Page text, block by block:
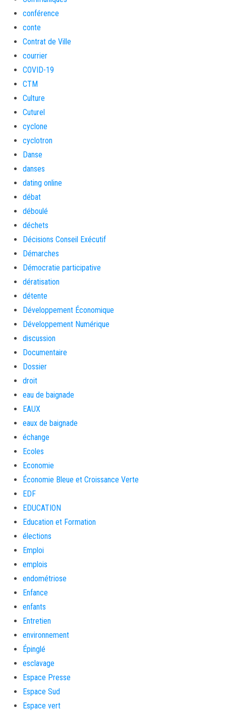
conférence
conte
Contrat de Ville
courrier
COVID-19
CTM
Culture
Cuturel
cyclone
cyclotron
Danse
danses
dating online
débat
déboulé
déchets
Décisions Conseil Exécutif
Démarches
Démocratie participative
dératisation
détente
Développement Économique
Développement Numérique
discussion
Documentaire
Dossier
droit
eau de baignade
EAUX
eaux de baignade
échange
Ecoles
Economie
Économie Bleue et Croissance Verte
EDF
EDUCATION
Education et Formation
élections
Emploi
emplois
endométriose
Enfance
enfants
Entretien
environnement
Épinglé
esclavage
Espace Presse
Espace Sud
Espace vert